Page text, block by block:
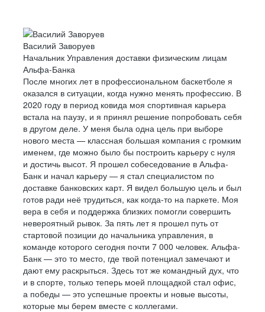
Василий Заворуев
Начальник Управления доставки физическим лицам
Альфа-Банка
После многих лет в профессиональном баскетболе я
оказался в ситуации, когда нужно менять профессию. В
2020 году в период ковида моя спортивная карьера
встала на паузу, и я принял решение попробовать себя
в другом деле. У меня была одна цель при выборе
нового места — классная большая компания с громким
именем, где можно было бы построить карьеру с нуля
и достичь высот. Я прошел собеседование в Альфа-
Банк и начал карьеру — я стал специалистом по
доставке банковских карт. Я видел большую цель и был
готов ради неё трудиться, как когда-то на паркете. Моя
вера в себя и поддержка близких помогли совершить
невероятный рывок. За пять лет я прошел путь от
стартовой позиции до начальника управления, в
команде которого сегодня почти 7 000 человек. Альфа-
Банк — это то место, где твой потенциал замечают и
дают ему раскрыться. Здесь тот же командный дух, что
и в спорте, только теперь моей площадкой стал офис,
а победы — это успешные проекты и новые высоты,
которые мы берем вместе с коллегами.